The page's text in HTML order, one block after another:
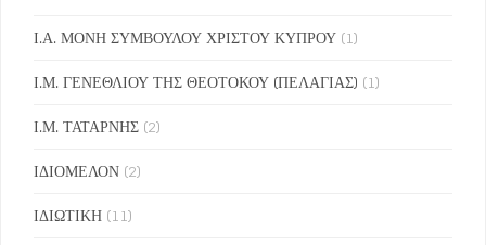
Ι.Α. ΜΟΝΗ ΣΥΜΒΟΥΛΟΥ ΧΡΙΣΤΟΥ ΚΥΠΡΟΥ (1)
Ι.Μ. ΓΕΝΕΘΛΙΟΥ ΤΗΣ ΘΕΟΤΟΚΟΥ (ΠΕΛΑΓΙΑΣ) (1)
Ι.Μ. ΤΑΤΑΡΝΗΣ (2)
ΙΔΙΟΜΕΛΟΝ (2)
ΙΔΙΩΤΙΚΗ (11)